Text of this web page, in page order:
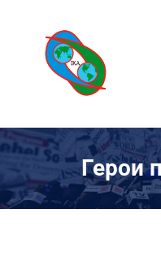
content
МИР КУРАШАГерои